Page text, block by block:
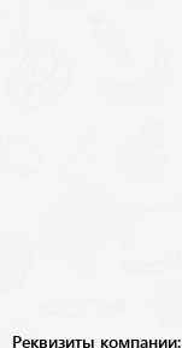
Реквизиты компании: